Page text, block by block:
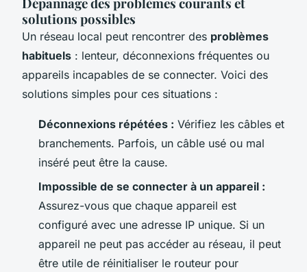
solutions possibles
Un réseau local peut rencontrer des problèmes
habituels : lenteur, déconnexions fréquentes ou
appareils incapables de se connecter. Voici des
solutions simples pour ces situations :
Déconnexions répétées : Vérifiez les câbles et
branchements. Parfois, un câble usé ou mal
inséré peut être la cause.
Impossible de se connecter à un appareil :
Assurez-vous que chaque appareil est
configuré avec une adresse IP unique. Si un
appareil ne peut pas accéder au réseau, il peut
être utile de réinitialiser le routeur pour